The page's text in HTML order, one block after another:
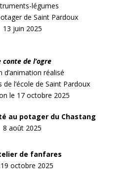
légumes
de Saint Pardoux
13 juin 2025
conte de l’ogre
d’animation réalisé
l’école de Saint Pardoux
le 17 octobre 2025
au potager du Chastang
8 août 2025
de fanfares
octobre 2025